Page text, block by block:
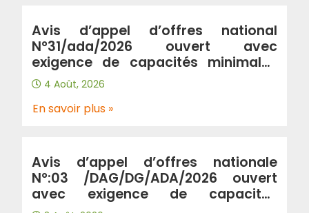
Avis d’appel d’offres national
N°31/ada/2026 ouvert avec
exigence de capacités minimales
portant « Renforcement de
l’autoroute A2 entre la ville de
Birtouta « jonction A2/A100 au
PK31+300 » sur 29km en double sens
(wilaya Alger, Blida, Boumerdes) »
4 Août, 2026
En savoir plus »
Avis d’appel d’offres nationale
N°:03 /DAG/DG/ADA/2026 ouvert
avec exigence de capacités